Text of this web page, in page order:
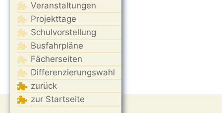
Veranstaltungen
Projekttage
Schulvorstellung
Busfahrpläne
Fächerseiten
Differenzierungswahl
zurück
zur Startseite